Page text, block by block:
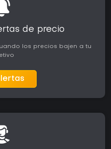
de precio
los precios bajen a tu